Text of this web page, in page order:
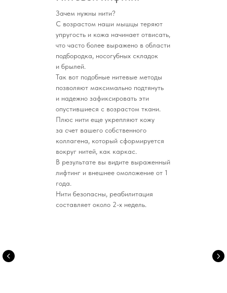
Зачем нужны нити?
С возрастом наши мышцы теряют
упругость и кожа начинает отвисать,
что часто более выражено в области
подбородка, носогубных складок
и брылей.
Так вот подобные нитевые методы
позволяют максимально подтянуть
и надежно зафиксировать эти
опустившиеся с возрастом ткани.
Плюс нити еще укрепляют кожу
за счет вашего собственного
коллагена, который сформируется
вокруг нитей, как каркас.
В результате вы видите выраженный
лифтинг и внешнее омоложение от 1
года.
Нити безопасны, реабилитация
составляет около 2-х недель.